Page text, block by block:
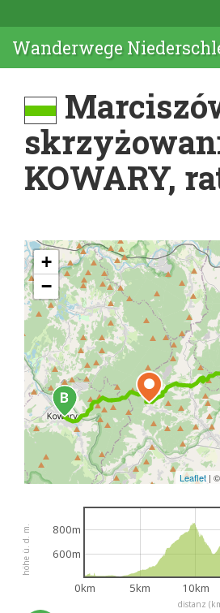
Wanderwege
KOWARY,
+
−
Leaflet | ©
distanz
höhe ü. d. m.
0km 5km 10km
600m
800m